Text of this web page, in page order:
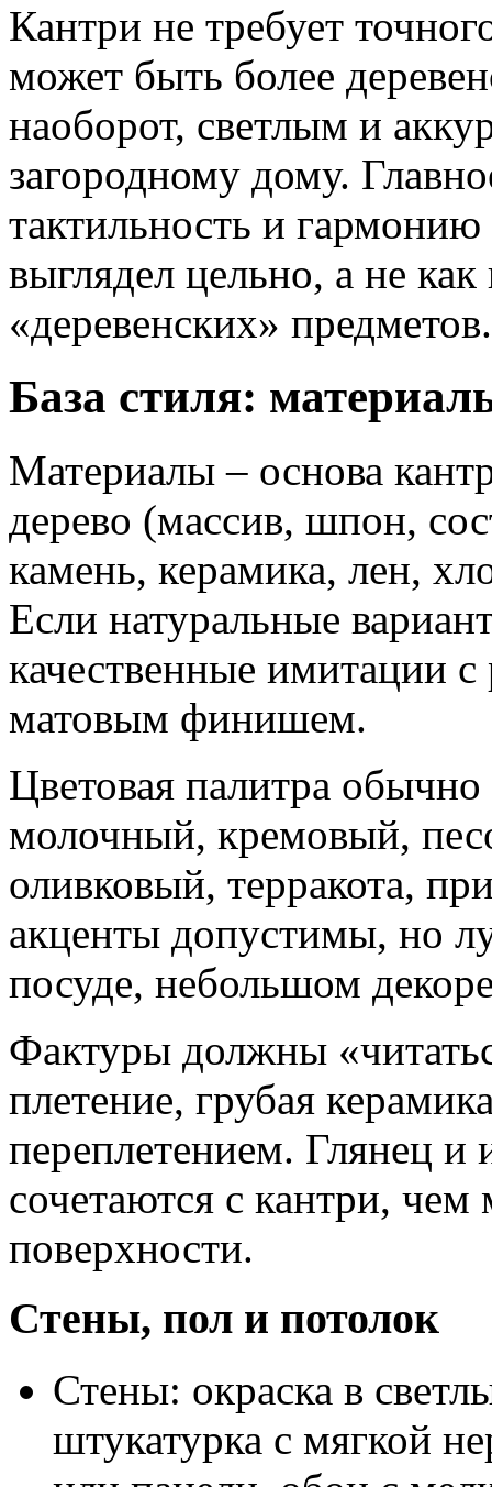
Кантри не требует
может быть более
наоборот, светлым и
загородному дому.
тактильность и
выглядел цельно, а не
«деревенских» предметов.
База стиля:
Материалы – основа
дерево (массив, шпон,
камень, керамика, лен,
Если натуральные
качественные имитации
матовым финишем.
Цветовая палитра
молочный, кремовый,
оливковый, терракота,
акценты допустимы, но
посуде, небольшом
Фактуры должны
плетение, грубая
переплетением. Глянец и
сочетаются с кантри,
поверхности.
Стены, пол и потолок
Стены: окраска в
штукатурка с мягкой